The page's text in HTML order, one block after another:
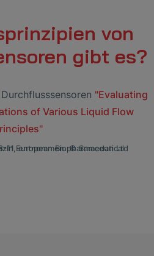
von
gibt es?
"Evaluating
of Various Liquid Flow
Review April 2023, Seiten 8-11, entnommen. © Samedan Ltd